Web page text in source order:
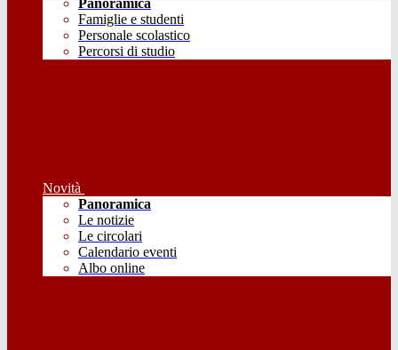
Panoramica
Famiglie e studenti
Personale scolastico
Percorsi di studio
Novità
Panoramica
Le notizie
Le circolari
Calendario eventi
Albo online